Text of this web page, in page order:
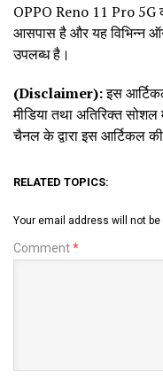
OPPO Reno 11 Pro 5G
आसपास है और यह विभिन्न
उपलब्ध है।
(Disclaimer):इस
मीडिया तथा अतिरिक्त सोशल
चैनल के द्वारा इस आर्टिकल
RELATED TOPICS:
Your email address will not be
Comment*